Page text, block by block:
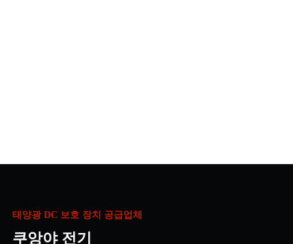
태양광 DC 보호 장치 공급업체
쿠앙야 전기